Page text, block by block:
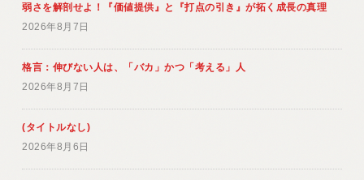
弱さを解剖せよ！『価値提供』と『打点の引き』が拓く成長の真理
2026年8月7日
格言：伸びない人は、「バカ」かつ「考える」人
2026年8月7日
(タイトルなし)
2026年8月6日